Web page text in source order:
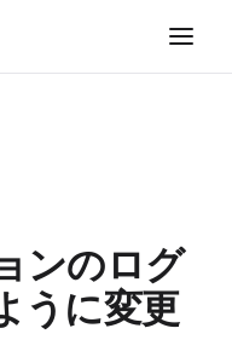
ンのログ
うに変更